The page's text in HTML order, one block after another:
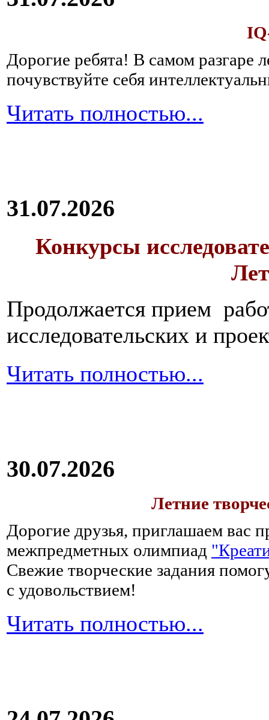
Дорогие ребята! В самом разгаре
почувствуйте себя
Читать полностью...
31.07.2026
Конкурсы
Продолжается прием
исследовательских и
Читать полностью...
30.07.2026
Летние
Дорогие друзья, приглашаем вас
межпредметных олимпиад
Свежие творческие задания
с удовольствием!
Читать полностью...